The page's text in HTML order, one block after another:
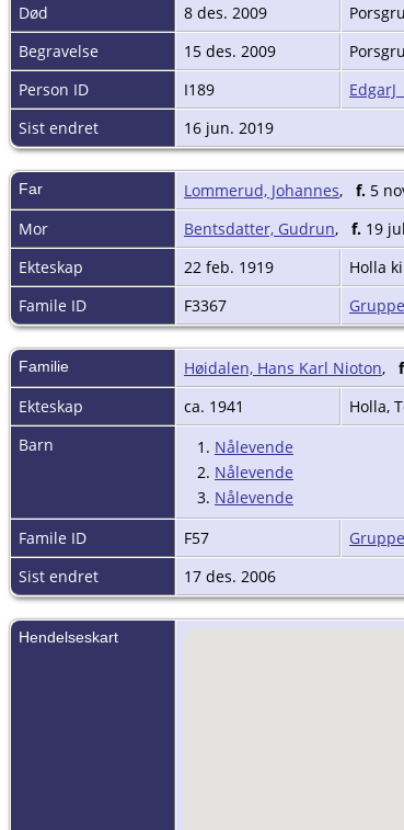
Død
8 des. 2009
Begravelse
15 des. 2009
Person ID
I189
Sist endret
16 jun. 2019
Far Lommerud, Johannes, f. 5
Mor
Bentsdatter, Gudrun, f. 19
Ekteskap
22 feb. 1919 Holla
Famile ID
F3367
Familie Høidalen, Hans Karl Nioton,
Ekteskap
ca. 1941
Holla,
Barn
1. Nålevende
2. Nålevende
3. Nålevende
Famile ID
F57
Sist endret
17 des. 2006
Hendelseskart